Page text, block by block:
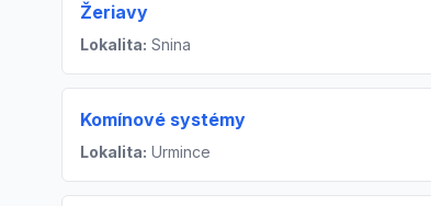
Žeriavy
Lokalita: Snina
Komínové systémy
Lokalita: Urmince